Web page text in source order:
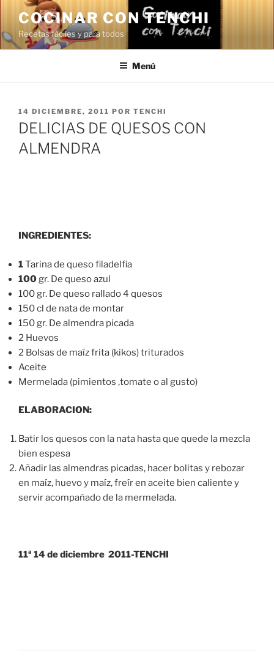
Saltar
contenido
COCINAR CON TENCHI
Recetas fáciles y para todos
Menú
PUBLICADO
EL
14 DICIEMBRE, 2011 POR TENCHI
DELICIAS DE QUESOS CON
ALMENDRA
INGREDIENTES:
1Tarina de queso filadelfia
100gr. De queso azul
100 gr. De queso rallado 4 quesos
150 cl de nata de montar
150 gr. De almendra picada
2 Huevos
2 Bolsas de maíz frita (kikos) triturados
Aceite
Mermelada (pimientos ,tomate o al gusto)
ELABORACION:
Batir los quesos con la nata hasta que quede la mezcla
bien espesa
Añadir las almendras picadas, hacer bolitas y rebozar
en maíz, huevo y maíz, freír en aceite bien caliente y
servir acompañado de la mermelada.
11ª 14 de diciembre 2011-TENCHI